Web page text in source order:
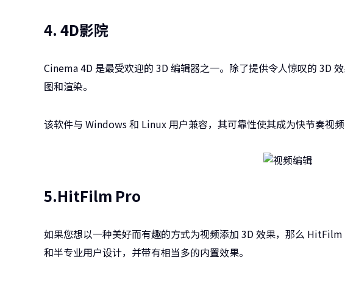
4. 4D影院
Cinema 4D 是最受欢迎的 3D 编辑器之一。除了提供令人惊叹的 3D
图和渲染。
该软件与 Windows 和 Linux 用户兼容，其可靠性使其成为快节奏视频
5.HitFilm Pro
如果您想以一种美好而有趣的方式为视频添加 3D 效果，那么
和半专业用户设计，并带有相当多的内置效果。